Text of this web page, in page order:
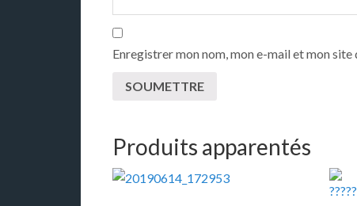
Enregistrer mon nom, mon e-mail et mon
Produits apparentés